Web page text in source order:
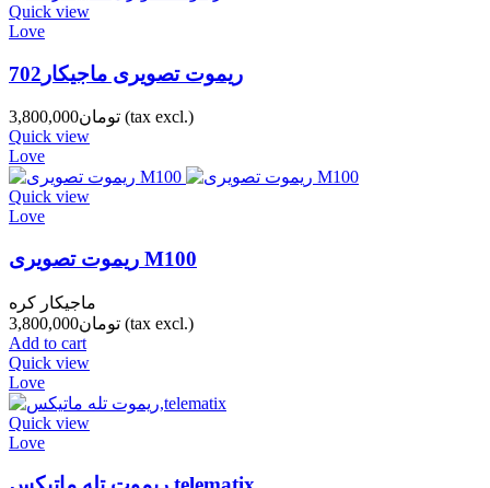
Quick view
Love
ریموت تصویری ماجیکار702
تومان3,800,000 (tax excl.)
Quick view
Love
Quick view
Love
ریموت تصویری M100
ماجیکار کره
تومان3,800,000 (tax excl.)
Add to cart
Quick view
Love
Quick view
Love